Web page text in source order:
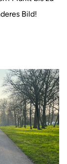
Bild!